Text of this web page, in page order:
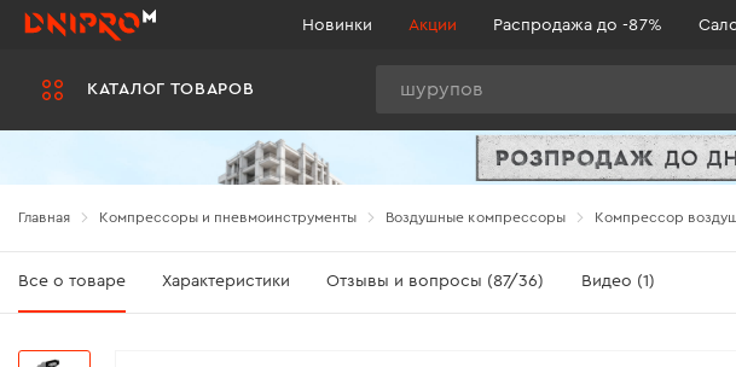
КАТАЛОГ ТОВАРОВ
Новинки Акции Распродажа до -87%
Главная Компрессоры и пневмоинструменты Воздушные компрессоры Компрессор
Все о товаре Характеристики Отзывы и вопросы (87/36) Видео (1)